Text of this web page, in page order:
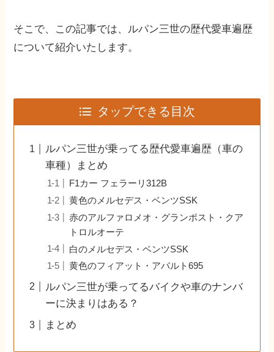
そこで、この記事では、ルパン三世の歴代愛車遍歴
について紹介いたします。
タップできる目次
ルパン三世が乗ってる歴代愛車遍歴（車の
車種）まとめ
F1カー フェラーリ312B
黄色のメルセデス・ベンツSSK
赤のアルファロメオ・グランポスト・クア
トロルオーテ
白のメルセデス・ベンツSSK
黄色のフィアット・アバルト695
ルパン三世が乗ってるバイクや車のナンバ
ーに決まりはある？
まとめ